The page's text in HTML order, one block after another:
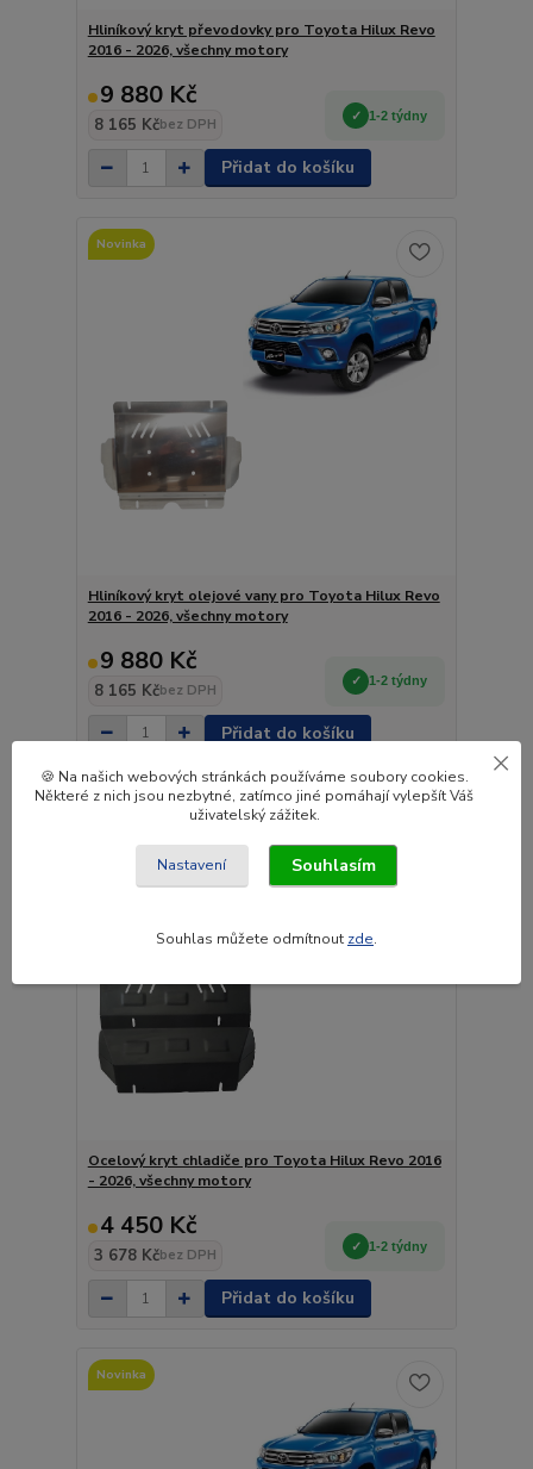
Hliníkový kryt převodovky pro Toyota Hilux Revo
2016 - 2026, všechny motory
9 880 Kč
8 165 Kčbez DPH
1-2 týdny
Přidat do košíku
Novinka
Hliníkový kryt olejové vany pro Toyota Hilux Revo
2016 - 2026, všechny motory
9 880 Kč
8 165 Kčbez DPH
1-2 týdny
Přidat do košíku
Novinka
Ocelový kryt chladiče pro Toyota Hilux Revo 2016
- 2026, všechny motory
4 450 Kč
3 678 Kčbez DPH
1-2 týdny
Přidat do košíku
Novinka
🍪 Na našich webových stránkách používáme soubory cookies.
Některé z nich jsou nezbytné, zatímco jiné pomáhají vylepšít Váš
uživatelský zážitek.
Nastavení Souhlasím
Souhlas můžete odmítnout zde.